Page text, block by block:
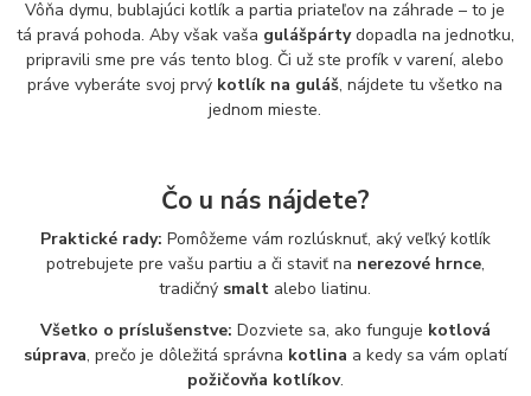
Vôňa dymu, bublajúci kotlík a partia priateľov na záhrade – to je
tá pravá pohoda. Aby však vaša gulášpártydopadla na jednotku,
pripravili sme pre vás tento blog. Či už ste profík v varení, alebo
práve vyberáte svoj prvý kotlík na guláš, nájdete tu všetko na
jednom mieste.
Čo u nás nájdete?
Praktické rady: Pomôžeme vám rozlúsknuť, aký veľký kotlík
potrebujete pre vašu partiu a či staviť na nerezové hrnce,
tradičný smalt alebo liatinu.
Všetko o príslušenstve: Dozviete sa, ako funguje kotlová
súprava, prečo je dôležitá správna kotlina a kedy sa vám oplatí
požičovňa kotlíkov.